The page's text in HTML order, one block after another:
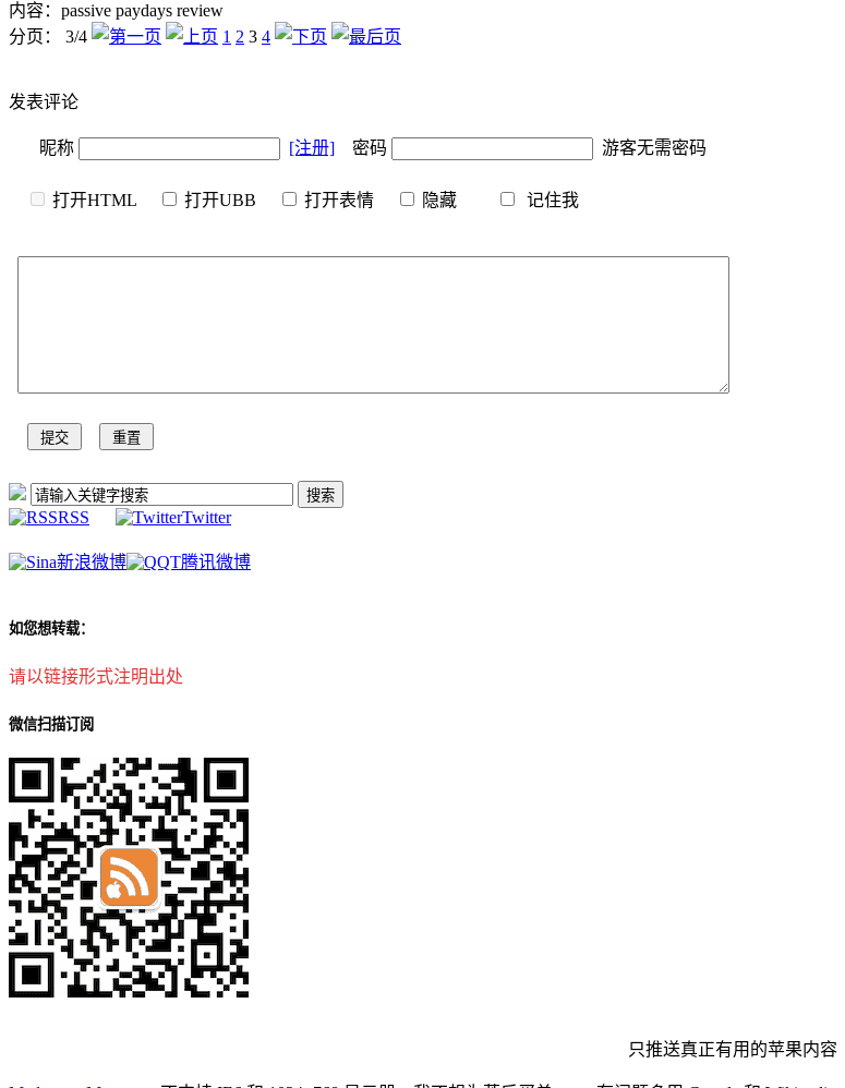
内容：passive paydays review
分页： 3/4
1 2 3 4
发表评论
昵称 [注册] 密码 游客无需密码
打开HTML 打开UBB 打开表情 隐藏 记住我
RSS Twitter
新浪微博 腾讯微博
如您想转载：
请以链接形式注明出处
微信扫描订阅
只推送真正有用的苹果内容